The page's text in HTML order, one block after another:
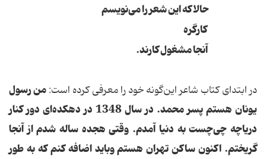
حالا که این شعر را می‌نویسم
کارگره
آنجا مشغول کارند.
در ابتدای کتاب شاعر این‌گونه خود را معرفی کرده است:من رسول
یونان هستم پسر محمد. در سال 1348 در دهکده‌ای دور کنار
دریاچه چی‌چست به دنیا آمدم. وقتی هجده ساله شدم از آنجا
گریختم. اکنون ساکن تهران هستم وباید اضافه کنم که به طور